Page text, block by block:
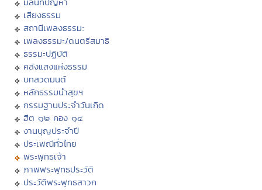
เสียงธรรม
สถานีเพลงธรรมะ
เพลงธรรมะ/ดนตรีสมาธิ
ธรรมะปฏิบัติ
คลังแสงแห่งธรรม
บทสวดมนต์
หลักธรรมนำสุขฯ
กรรมฐานประจำวันเกิด
ฮีต ๑๒ คอง ๑๔
งานบุญประจำปี
ประเพณีทั่วไทย
พระพุทธเจ้า
ภาพพระพุทธประวัติ
ประวัติพระพุทธสาวก